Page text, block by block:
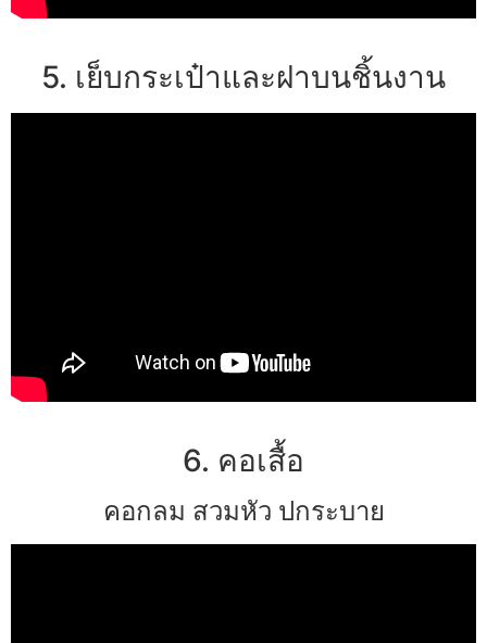
5. เย็บกระเป๋าและฝาบนชิ้นงาน
6. คอเสื้อ
คอกลม สวมหัว ปกระบาย